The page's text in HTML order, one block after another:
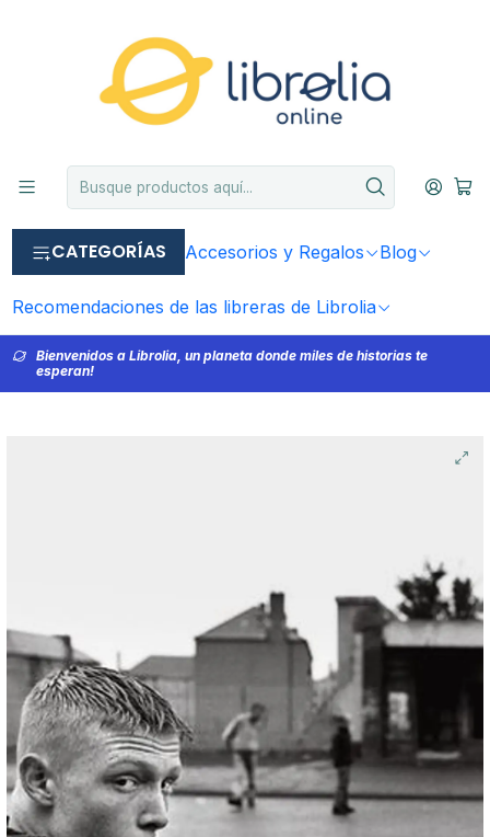
CATEGORÍAS Accesorios y Regalos Blog
Recomendaciones de las libreras de Librolia
Bienvenidos a Librolia, un planeta donde miles de historias te
esperan!